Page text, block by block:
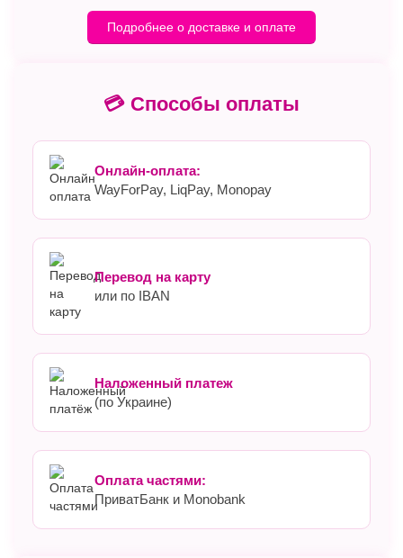
Подробнее о доставке и оплате
💳 Способы оплаты
Онлайн-оплата:
WayForPay, LiqPay, Monopay
Перевод на карту
или по IBAN
Наложенный платеж
(по Украине)
Оплата частями:
ПриватБанк и Monobank